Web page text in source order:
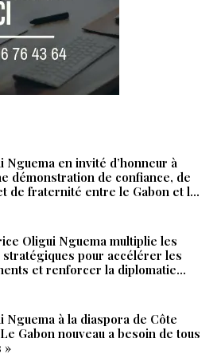
Nguema en invité d’honneur à
démonstration de confiance, de
de fraternité entre le Gabon et la
Oligui Nguema multiplie les
pour accélérer les
et renforcer la diplomatie
Gabon
Nguema à la diaspora de Côte
Gabon nouveau a besoin de tous
»